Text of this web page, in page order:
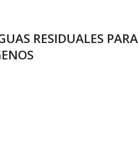
RESIDUALES